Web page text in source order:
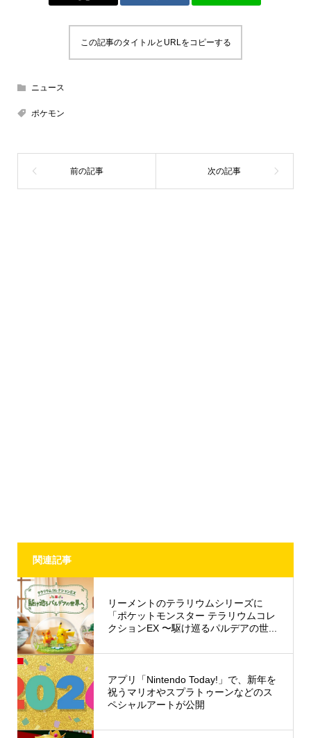
この記事のタイトルとURLをコピーする
ニュース
ポケモン
関連記事
リーメントのテラリウムシリーズに
「ポケットモンスター テラリウムコレ
クションEX 〜駆け巡るパルデアの世...
アプリ「Nintendo Today!」で、新年を
祝うマリオやスプラトゥーンなどのス
ペシャルアートが公開